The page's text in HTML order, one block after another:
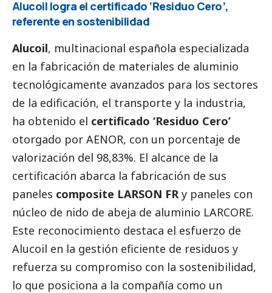
Alucoil logra el certificado ‘Residuo Cero’,
referente en sostenibilidad
Alucoil, multinacional española especializada
en la fabricación de materiales de aluminio
tecnológicamente avanzados para los sectores
de la edificación, el transporte y la industria,
ha obtenido el certificado ‘Residuo Cero’
otorgado por AENOR, con un porcentaje de
valorización del 98,83%. El alcance de la
certificación abarca la fabricación de sus
paneles composite LARSON FR y paneles con
núcleo de nido de abeja de aluminio LARCORE.
Este reconocimiento destaca el esfuerzo de
Alucoil en la gestión eficiente de residuos y
refuerza su compromiso con la sostenibilidad,
lo que posiciona a la compañía como un